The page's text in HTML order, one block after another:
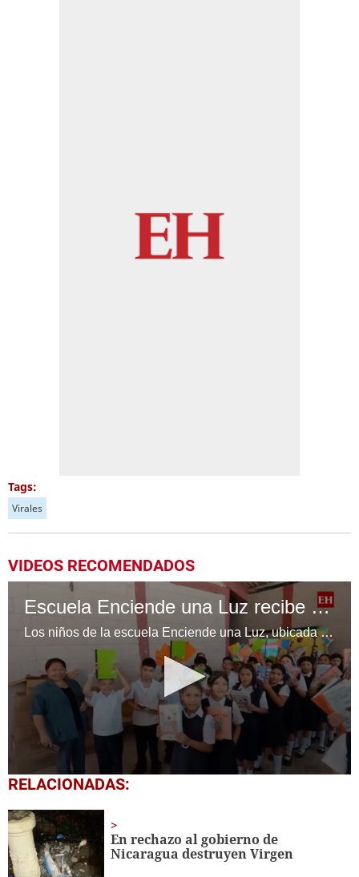
Tags:
Virales
VIDEOS RECOMENDADOS
Escuela Enciende una Luz recibe cuadernos Quick, gracias a la Maratón del Saber
Los niños de la escuela Enciende una Luz, ubicada en la colonia Altos de Santa Rosa, al sur de Tegucigalpa, recibieron cuadernos Quick como parte de la Campaña Maratón del Saber.
0
seconds
1
minute,
56
seconds
RELACIONADAS:
En rechazo al gobierno de
Nicaragua destruyen Virgen